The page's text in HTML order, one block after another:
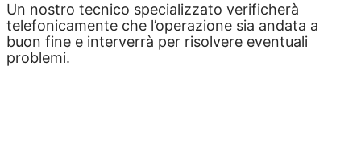
Un nostro tecnico specializzato verificherà
telefonicamente che l’operazione sia andata a
buon fine e interverrà per risolvere eventuali
problemi.